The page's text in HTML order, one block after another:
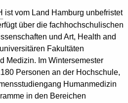
ist vom Land Hamburg unbefristet
über die fachhochschulischen
und Art, Health and
Fakultäten
Medizin. Im Wintersemester
Personen an der Hochschule,
Humanmedizin
in den Bereichen